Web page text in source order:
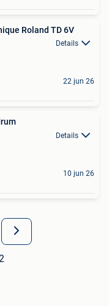
Roland TD 6V
Details
22 jun 26
Details
10 jun 26